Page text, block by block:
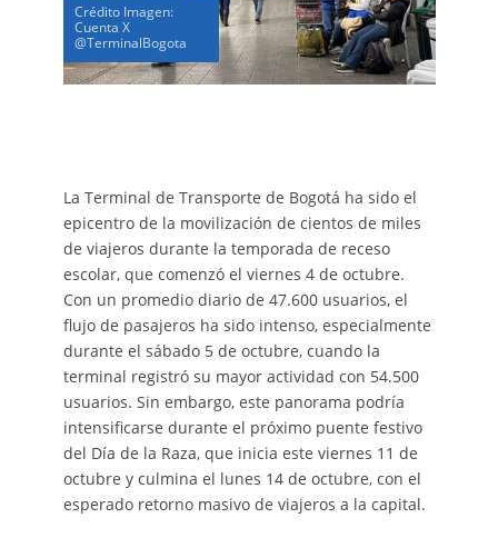
Crédito Imagen:
Cuenta X
@TerminalBogota
La Terminal de Transporte de Bogotá ha sido el
epicentro de la movilización de cientos de miles
de viajeros durante la temporada de receso
escolar, que comenzó el viernes 4 de octubre.
Con un promedio diario de 47.600 usuarios, el
flujo de pasajeros ha sido intenso, especialmente
durante el sábado 5 de octubre, cuando la
terminal registró su mayor actividad con 54.500
usuarios. Sin embargo, este panorama podría
intensificarse durante el próximo puente festivo
del Día de la Raza, que inicia este viernes 11 de
octubre y culmina el lunes 14 de octubre, con el
esperado retorno masivo de viajeros a la capital.